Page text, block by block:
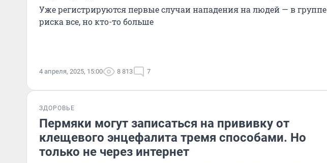
Уже регистрируются первые случаи нападения на людей — в группе
риска все, но кто-то больше
4 апреля, 2025, 15:00 8 813 7
ЗДОРОВЬЕ
Пермяки могут записаться на прививку от
клещевого энцефалита тремя способами. Но
только не через интернет